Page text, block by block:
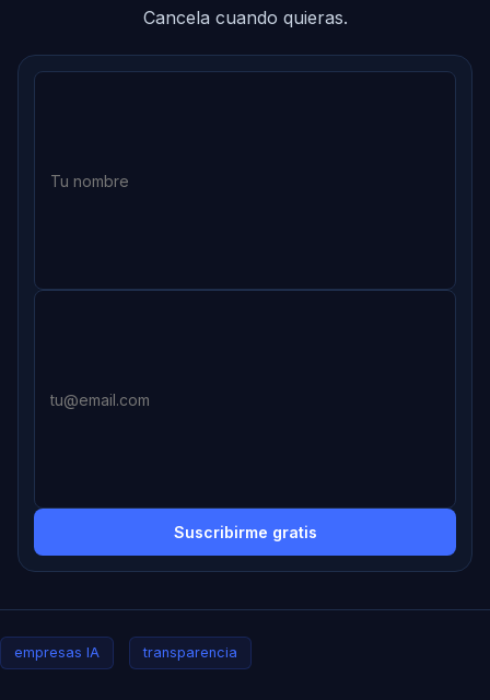
Cancela cuando quieras.
Suscribirme gratis
empresas IA transparencia